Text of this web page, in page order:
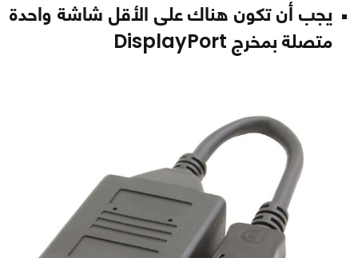
يجب أن تكون هناك على الأقل شاشة واحدة
متصلة بمخرج DisplayPort